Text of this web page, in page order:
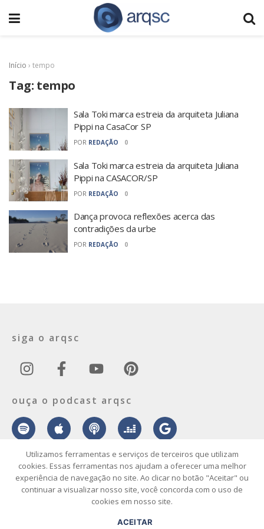
Início › tempo
Tag: tempo
Sala Toki marca estreia da arquiteta Juliana
Pippi na CasaCor SP
POR REDAÇÃO 0
Sala Toki marca estreia da arquiteta Juliana
Pippi na CASACOR/SP
POR REDAÇÃO 0
Dança provoca reflexões acerca das
contradições da urbe
POR REDAÇÃO 0
siga o arqsc
ouça o podcast arqsc
Santa Catarina – Todos os Direitos Reservados.
sobre contato envie seu projeto publicidade vídeo podcast
Utilizamos ferramentas e serviços de terceiros que utilizam
cookies. Essas ferramentas nos ajudam a oferecer uma melhor
experiência de navegação no site. Ao clicar no botão "Aceitar" ou
continuar a visualizar nosso site, você concorda com o uso de
cookies em nosso site.
ACEITAR